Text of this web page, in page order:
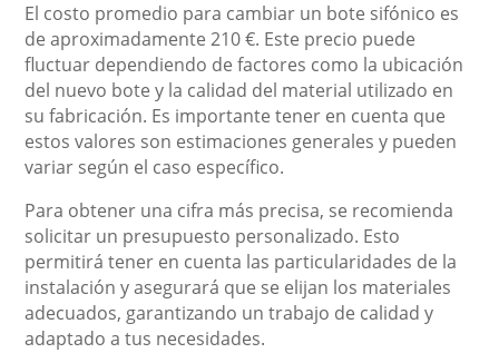
El costo promedio para cambiar un bote sifónico es
de aproximadamente 210 €. Este precio puede
fluctuar dependiendo de factores como la ubicación
del nuevo bote y la calidad del material utilizado en
su fabricación. Es importante tener en cuenta que
estos valores son estimaciones generales y pueden
variar según el caso específico.
Para obtener una cifra más precisa, se recomienda
solicitar un presupuesto personalizado. Esto
permitirá tener en cuenta las particularidades de la
instalación y asegurará que se elijan los materiales
adecuados, garantizando un trabajo de calidad y
adaptado a tus necesidades.